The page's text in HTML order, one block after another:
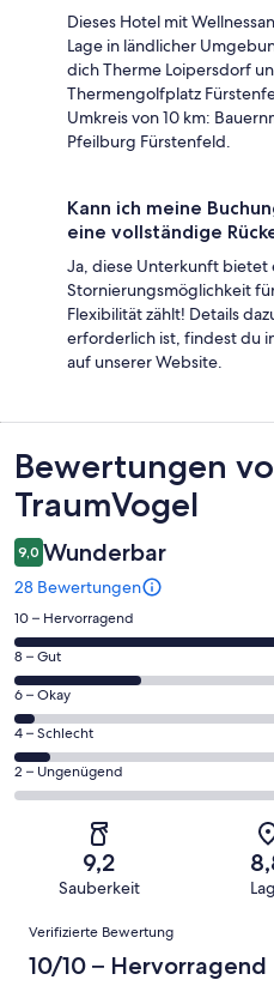
Dieses Hotel mit
Lage in ländlicher
dich Therme Loipersdorf
Thermengolfplatz
Umkreis von 10 km:
Pfeilburg Fürstenfeld.
Kann ich meine
eine vollständige
Ja, diese Unterkunft bietet
Stornierungsmöglichkeit
Flexibilität zählt! Details
erforderlich ist, findest du
auf unserer Website.
Bewertungen
Bewertungen
TraumVogel
9,0 Wunderbar
28 Bewertungen
18
von
insgesamt
28
Gästebewertungen
haben
eine
Bewertung
Hervorragend
10 – Hervorragend
7
von
insgesamt
28
Gästebewertungen
haben
Bewertung
Gut
8 – Gut
1
von
insgesamt
28
Gästebewertungen
Bewertung
Okay
6 – Okay
2
von
insgesamt
Gästebewertungen
von
4 – Schlecht
0
von
insgesamt
Gästebewertungen
haben
eine
von
2 – Ungenügend
9,2
Sauberkeit
Bewertungen
Verifizierte Bewertung
10/10 – Hervorragend